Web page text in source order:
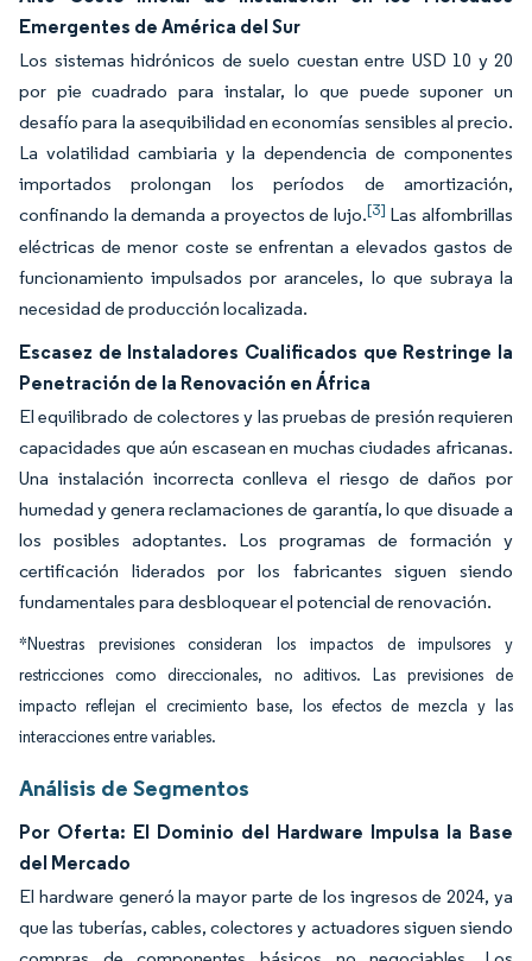
Emergentes de América del Sur
Los sistemas hidrónicos de suelo cuestan entre USD 10 y 20
por pie cuadrado para instalar, lo que puede suponer un
desafío para la asequibilidad en economías sensibles al precio.
La volatilidad cambiaria y la dependencia de componentes
importados prolongan los períodos de amortización,
confinando la demanda a proyectos de lujo.[3] Las alfombrillas
eléctricas de menor coste se enfrentan a elevados gastos de
funcionamiento impulsados por aranceles, lo que subraya la
necesidad de producción localizada.
Escasez de Instaladores Cualificados que Restringe la
Penetración de la Renovación en África
El equilibrado de colectores y las pruebas de presión requieren
capacidades que aún escasean en muchas ciudades africanas.
Una instalación incorrecta conlleva el riesgo de daños por
humedad y genera reclamaciones de garantía, lo que disuade a
los posibles adoptantes. Los programas de formación y
certificación liderados por los fabricantes siguen siendo
fundamentales para desbloquear el potencial de renovación.
*Nuestras previsiones consideran los impactos de impulsores y
restricciones como direccionales, no aditivos. Las previsiones de
impacto reflejan el crecimiento base, los efectos de mezcla y las
interacciones entre variables.
Análisis de Segmentos
Por Oferta: El Dominio del Hardware Impulsa la Base
del Mercado
El hardware generó la mayor parte de los ingresos de 2024, ya
que las tuberías, cables, colectores y actuadores siguen siendo